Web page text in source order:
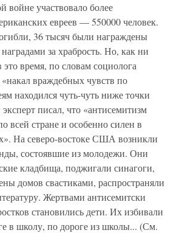
войне участвовало более
евреев — 550000 человек.
36 тысяч были награждены
за храбрость. Но, как ни
время, по словам социолога
враждебных чувств по
находился чуть-чуть ниже точки
писал, что «антисемитизм
всей стране и особенно силен в
На северо-востоке США возникли
состоявшие из молодежи. Они
кладбища, поджигали синагоги,
домов свастиками, распространяли
Жертвами антисемитски
становились дети. Их избивали
в школу, по дороге из школы... (См.